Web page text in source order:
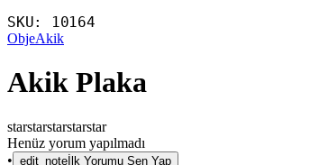
SKU: 10164
ObjeAkik
Akik Plaka
starstarstarstarstar
Henüz yorum yapılmadı
• edit_note İlk Yorumu Sen Yap